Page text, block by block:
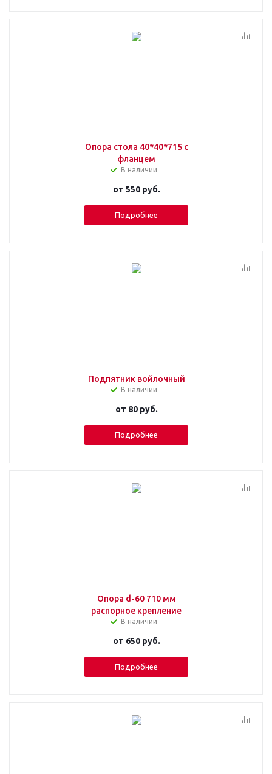
Опора стола 40*40*715 с
фланцем
В наличии
от 550 руб.
Подробнее
Подпятник войлочный
В наличии
от 80 руб.
Подробнее
Опора d-60 710 мм
распорное крепление
В наличии
от 650 руб.
Подробнее